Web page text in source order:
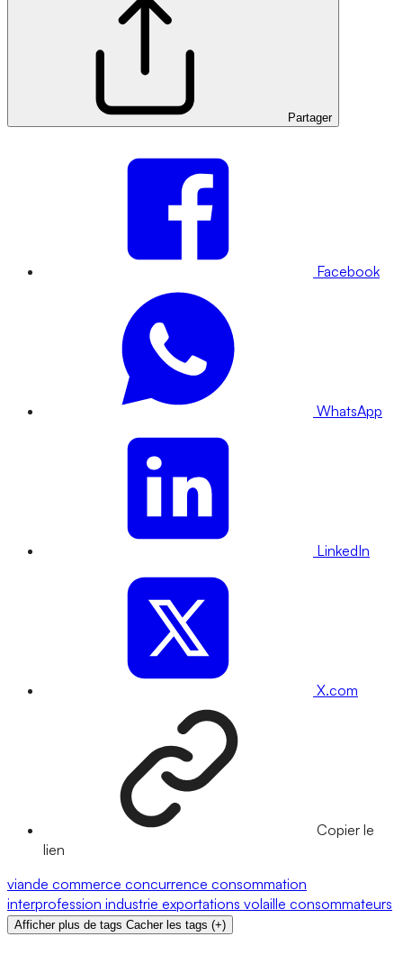
Partager
Facebook
WhatsApp
LinkedIn
X.com
Copier le
lien
viande commerce concurrence consommation
interprofession industrie exportations volaille consommateurs
Afficher plus de tags Cacher les tags (+)